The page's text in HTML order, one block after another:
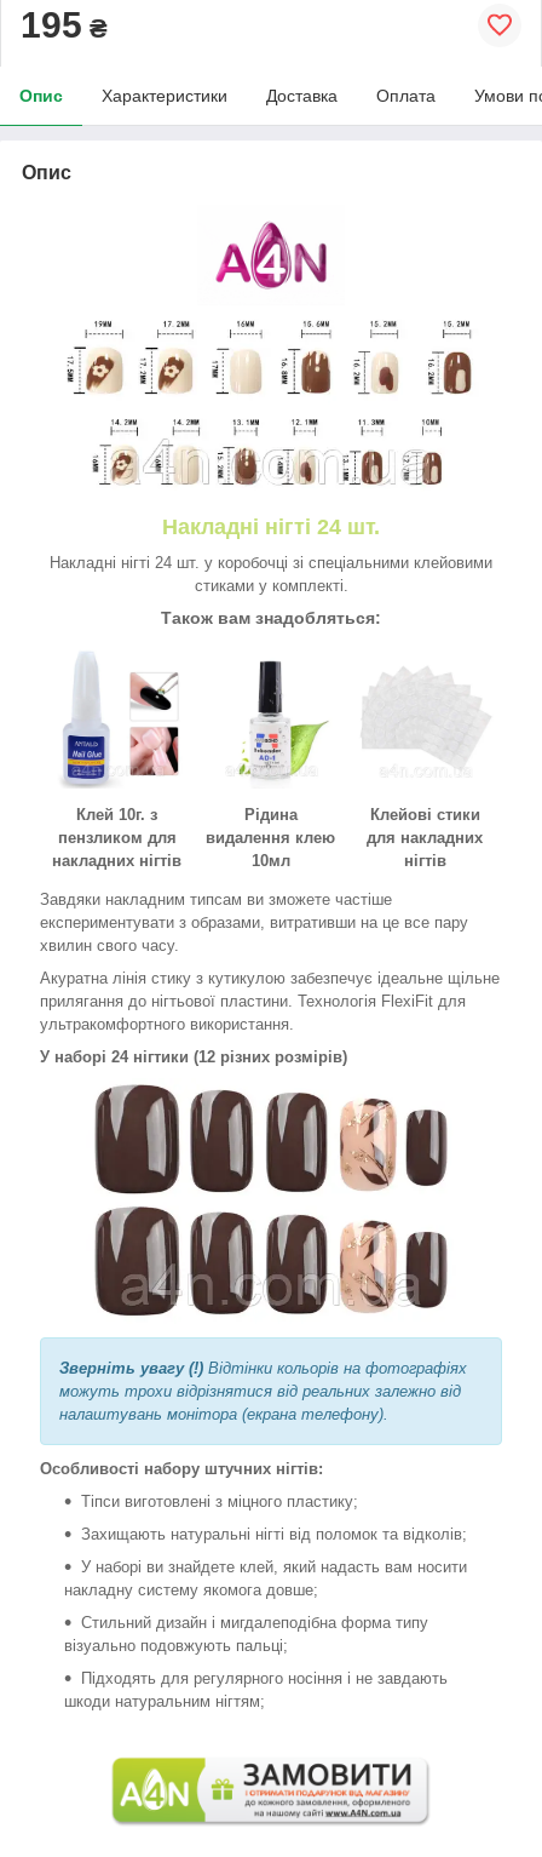
195 ₴
Опис Характеристики Доставка Оплата Умови
Опис
Накладні нігті 24 шт.
Накладні нігті 24 шт. у коробочці зі спеціальними клейовими
стиками у комплекті.
Також вам знадобляться:
Клей 10г. з
пензликом для
накладних нігтів
Рідина
видалення клею
10мл
Клейові стики
для накладних
нігтів
Завдяки накладним типсам ви зможете частіше
експериментувати з образами, витративши на це все пару
хвилин свого часу.
Акуратна лінія стику з кутикулою забезпечує ідеальне щільне
прилягання до нігтьової пластини. Технологія FlexiFit для
ультракомфортного використання.
У наборі 24 нігтики (12 різних розмірів)
Зверніть увагу (!) Відтінки кольорів на фотографіях
можуть трохи відрізнятися від реальних залежно від
налаштувань монітора (екрана телефону).
Особливості набору штучних нігтів:
Тіпси виготовлені з міцного пластику;
Захищають натуральні нігті від поломок та відколів;
У наборі ви знайдете клей, який надасть вам носити
накладну систему якомога довше;
Стильний дизайн і мигдалеподібна форма типу
візуально подовжують пальці;
Підходять для регулярного носіння і не завдають
шкоди натуральним нігтям;